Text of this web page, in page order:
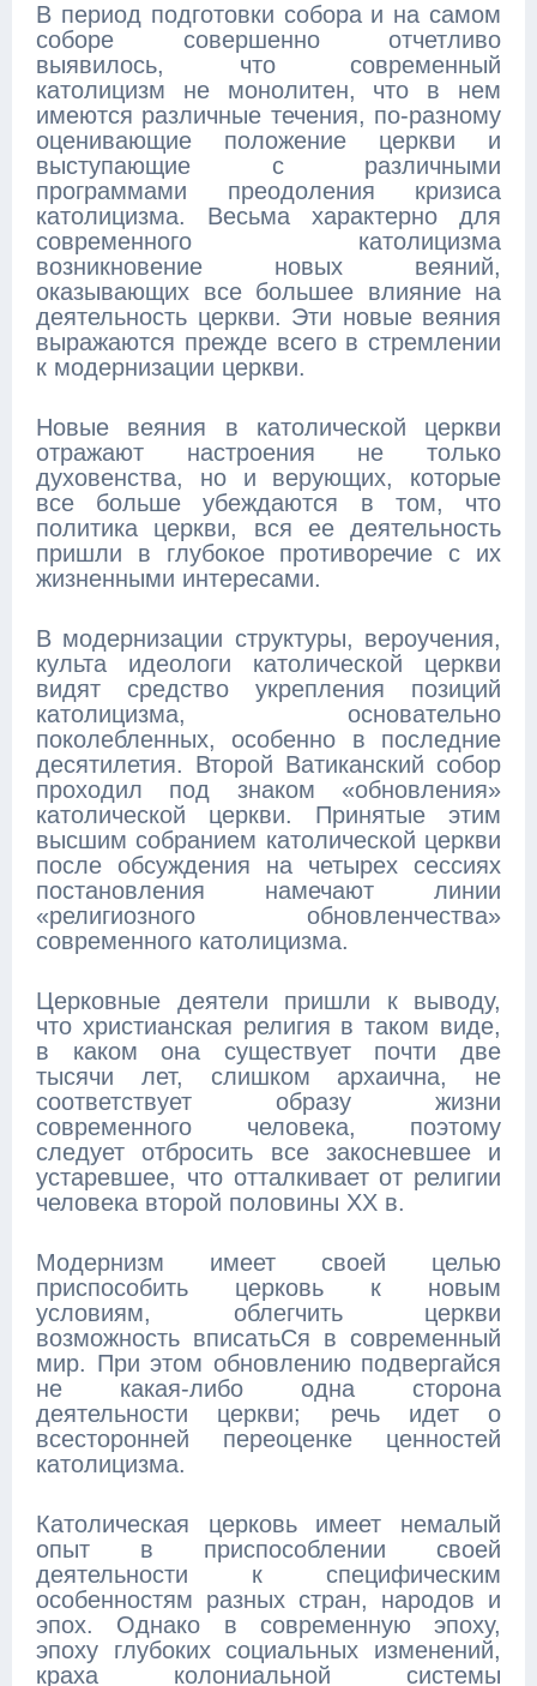
В период подготовки собора и на самом
соборе совершенно отчетливо
выявилось, что современный
католицизм не монолитен, что в нем
имеются различные течения, по-разному
оценивающие положение церкви и
выступающие с различными
программами преодоления кризиса
католицизма. Весьма характерно для
современного католицизма
возникновение новых веяний,
оказывающих все большее влияние на
деятельность церкви. Эти новые веяния
выражаются прежде всего в стремлении
к модернизации церкви.
Новые веяния в католической церкви
отражают настроения не только
духовенства, но и верующих, которые
все больше убеждаются в том, что
политика церкви, вся ее деятельность
пришли в глубокое противоречие с их
жизненными интересами.
В модернизации структуры, вероучения,
культа идеологи католической церкви
видят средство укрепления позиций
католицизма, основательно
поколебленных, особенно в последние
десятилетия. Второй Ватиканский собор
проходил под знаком «обновления»
католической церкви. Принятые этим
высшим собранием католической церкви
после обсуждения на четырех сессиях
постановления намечают линии
«религиозного обновленчества»
современного католицизма.
Церковные деятели пришли к выводу,
что христианская религия в таком виде,
в каком она существует почти две
тысячи лет, слишком архаична, не
соответствует образу жизни
современного человека, поэтому
следует отбросить все закосневшее и
устаревшее, что отталкивает от религии
человека второй половины XX в.
Модернизм имеет своей целью
приспособить церковь к новым
условиям, облегчить церкви
возможность вписатьСя в современный
мир. При этом обновлению подвергайся
не какая-либо одна сторона
деятельности церкви; речь идет о
всесторонней переоценке ценностей
католицизма.
Католическая церковь имеет немалый
опыт в приспособлении своей
деятельности к специфическим
особенностям разных стран, народов и
эпох. Однако в современную эпоху,
эпоху глубоких социальных изменений,
краха колониальной системы